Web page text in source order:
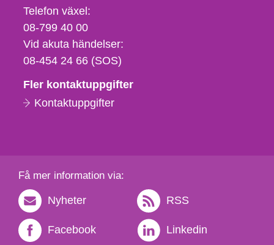
Telefon,
fax
och
e-
Telefon växel:
08-799 40 00
Vid akuta händelser:
08-454 24 66 (SOS)
Fler kontaktuppgifter
Kontaktuppgifter
Få mer information via:
Nyheter RSS
Facebook Linkedin